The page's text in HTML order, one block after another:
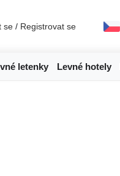
se / Registrovat se
letenky Levné hotely